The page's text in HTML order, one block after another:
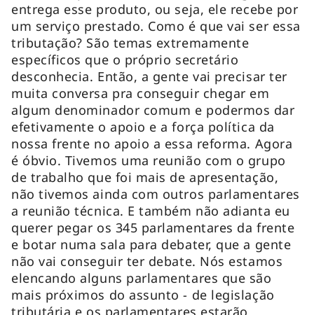
entrega esse produto, ou seja, ele recebe por
um serviço prestado. Como é que vai ser essa
tributação? São temas extremamente
específicos que o próprio secretário
desconhecia. Então, a gente vai precisar ter
muita conversa pra conseguir chegar em
algum denominador comum e podermos dar
efetivamente o apoio e a força política da
nossa frente no apoio a essa reforma. Agora
é óbvio. Tivemos uma reunião com o grupo
de trabalho que foi mais de apresentação,
não tivemos ainda com outros parlamentares
a reunião técnica. E também não adianta eu
querer pegar os 345 parlamentares da frente
e botar numa sala para debater, que a gente
não vai conseguir ter debate. Nós estamos
elencando alguns parlamentares que são
mais próximos do assunto - de legislação
tributária e os parlamentares estarão